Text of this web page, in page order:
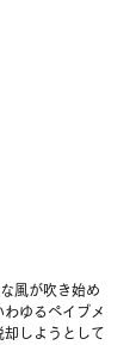
風が吹き始め
ゆるペイブメ
却しようとして